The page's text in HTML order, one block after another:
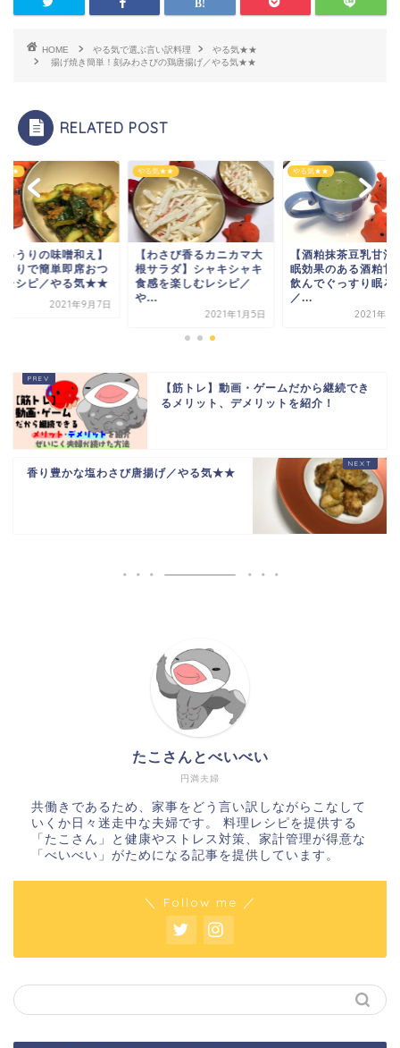
HOME やる気で選ぶ言い訳料理
やる気★★
揚げ焼き簡単！刻みわさびの鶏唐揚げ／やる気★★
RELATED POST
★★
ゅうりの味噌和え】
うりで簡単即席おつ
レシピ／やる気★★
2021年9月7日
やる気★★
【わさび香るカニカマ大
根サラダ】シャキシャキ
食感を楽しむレシピ／
や...
2021年1月5日
やる気★★
【酒粕抹茶豆乳甘酒
眠効果のある酒粕甘
飲んでぐっすり眠ろ
／...
2021年3
【筋トレ】動画・ゲームだから継続でき
るメリット、デメリットを紹介！
香り豊かな塩わさび唐揚げ／やる気★★
円満夫婦
たこさんとべいべい
共働きであるため、家事をどう言い訳しながらこなして
いくか日々迷走中な夫婦です。 料理レシピを提供する
「たこさん」と健康やストレス対策、家計管理が得意な
「べいべい」がためになる記事を提供しています。
＼ Follow me ／